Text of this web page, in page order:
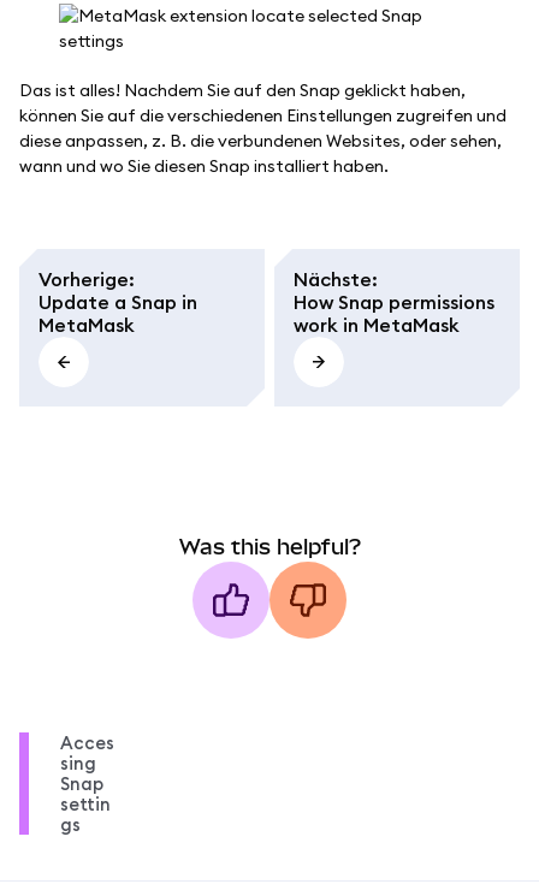
Das ist alles! Nachdem Sie auf den Snap geklickt haben,
können Sie auf die verschiedenen Einstellungen zugreifen und
diese anpassen, z. B. die verbundenen Websites, oder sehen,
wann und wo Sie diesen Snap installiert haben.
Vorherige:
Update a Snap in
MetaMask
Nächste:
How Snap permissions
work in MetaMask
Was this helpful?
Acces
sing
Snap
settin
gs